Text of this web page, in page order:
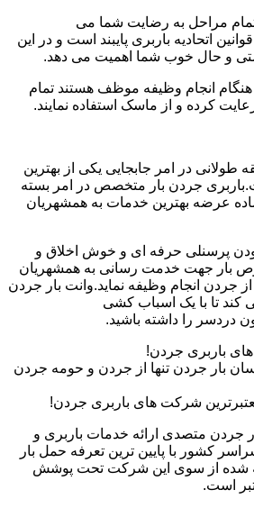
مراحل به رضایت شما می
اتحادیه باربری پایبند است و در این
و حال خوب شما اهمیت می دهد.
هنگام انجام وظیفه موظف هستند تمام
کرده و از ماسک استفاده نمایند.
طولانی در امر جابجایی یکی از بهترین
جردن بار متخصص در امر بسته
عرضه بهترین خدمات به همشهریان
بودن پرسنلی حرفه ای و خوش اخلاق و
بار جهت خدمت رسانی به همشهریان
جردن انجام وظیفه نماید.وانت بار جردن
کند تا با یک اسباب کشی
دردسر را داشته باشید.
باربری جردن!
بار جردن تنها از جردن و حومه جردن
شرکت های باربری جردن!
جردن متصدی ارائه خدمات باربری و
کشور با پایین ترین تعرفه حمل بار
شده از سوی این شرکت تحت پوشش
است.